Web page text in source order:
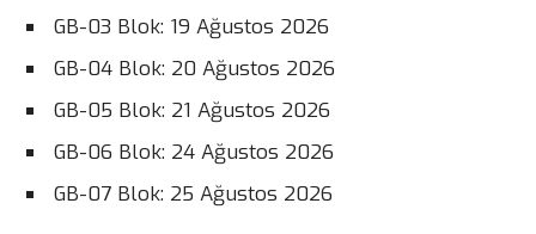
GB-03 Blok: 19 Ağustos 2026
GB-04 Blok: 20 Ağustos 2026
GB-05 Blok: 21 Ağustos 2026
GB-06 Blok: 24 Ağustos 2026
GB-07 Blok: 25 Ağustos 2026